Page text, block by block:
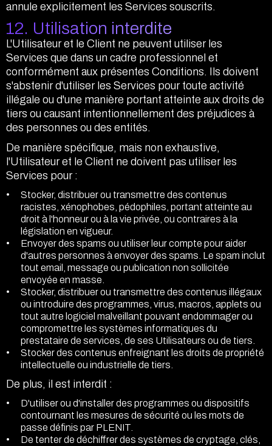
annule explicitement les Services souscrits.
12. Utilisation interdite
L'Utilisateur et le Client ne peuvent utiliser les
Services que dans un cadre professionnel et
conformément aux présentes Conditions. Ils doivent
s'abstenir d'utiliser les Services pour toute activité
illégale ou d'une manière portant atteinte aux droits de
tiers ou causant intentionnellement des préjudices à
des personnes ou des entités.
De manière spécifique, mais non exhaustive,
l'Utilisateur et le Client ne doivent pas utiliser les
Services pour :
Stocker, distribuer ou transmettre des contenus
racistes, xénophobes, pédophiles, portant atteinte au
droit à l'honneur ou à la vie privée, ou contraires à la
législation en vigueur.
Envoyer des spams ou utiliser leur compte pour aider
d'autres personnes à envoyer des spams. Le spam inclut
tout email, message ou publication non sollicitée
envoyée en masse.
Stocker, distribuer ou transmettre des contenus illégaux
ou introduire des programmes, virus, macros, applets ou
tout autre logiciel malveillant pouvant endommager ou
compromettre les systèmes informatiques du
prestataire de services, de ses Utilisateurs ou de tiers.
Stocker des contenus enfreignant les droits de propriété
intellectuelle ou industrielle de tiers.
De plus, il est interdit :
D'utiliser ou d'installer des programmes ou dispositifs
contournant les mesures de sécurité ou les mots de
passe définis par PLENIT.
De tenter de déchiffrer des systèmes de cryptage, clés,